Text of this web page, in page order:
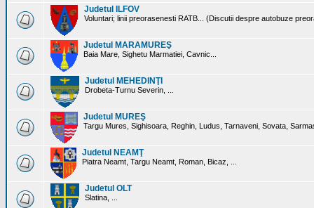
Judetul ILFOV
Voluntari; linii preorasenesti RATB... (Discutii despre autobuze
Judetul MARAMUREŞ
Baia Mare, Sighetu Marmatiei, Cavnic...
Judetul MEHEDINŢI
Drobeta-Turnu Severin, ...
Judetul MUREŞ
Targu Mures, Sighisoara, Reghin, Ludus, Tarnaveni, Sovata,
Judetul NEAMŢ
Piatra Neamt, Targu Neamt, Roman, Bicaz, ...
Judetul OLT
Slatina, ...